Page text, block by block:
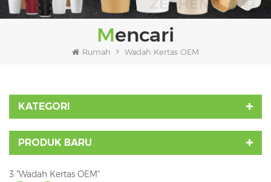
Mencari
Rumah Wadah Kertas OEM
KATEGORI
PRODUK BARU
3 "Wadah Kertas OEM"